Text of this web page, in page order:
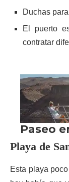
Duchas
El puerto
contratar
Playa de
Esta playa